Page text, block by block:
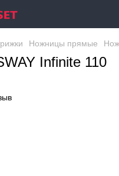
Ножницы прямые
Infinite 110